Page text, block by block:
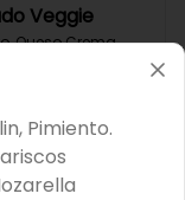
Veggie
Queso Crema,
Pimiento.